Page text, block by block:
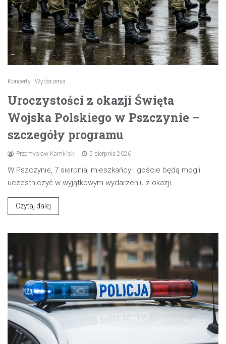
Koncerty Wydarzenia
Uroczystości z okazji Święta
Wojska Polskiego w Pszczynie –
szczegóły programu
Przemysław Kamiński 5 sierpnia 2026
W Pszczynie, 7 sierpnia, mieszkańcy i goście będą mogli
uczestniczyć w wyjątkowym wydarzeniu z okazji…
Czytaj dalej